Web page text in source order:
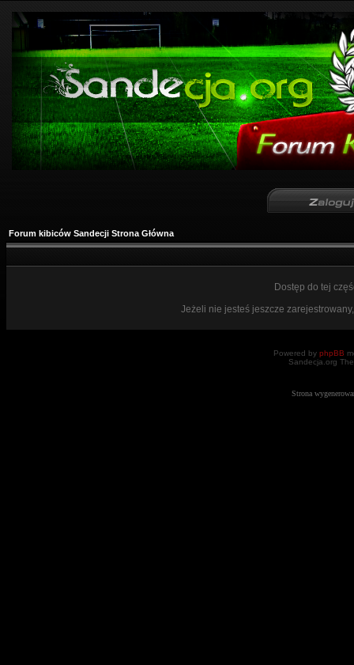
Forum kibiców Sandecji Strona Główna
Dostęp do tej
Jeżeli nie jesteś jeszcze
Powered by phpBB
Sandecja.org
Strona